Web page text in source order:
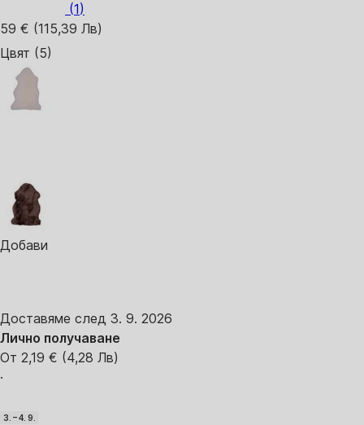
(1)
59 € (115,39 Лв)
Цвят (5)
Добави
Доставяме след 3. 9. 2026
Лично получаване
От 2,19 € (4,28 Лв)
·
3. – 4. 9.